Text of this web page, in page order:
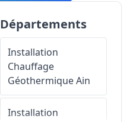
Départements
Installation
Chauffage
GéothermiqueAin
Installation